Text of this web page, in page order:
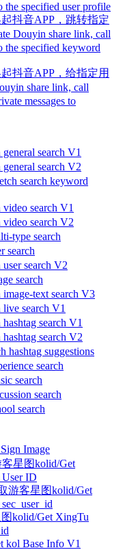
the specified user profile
抖音APP，跳转指定
Douyin share link, call
the specified keyword
抖音APP，给指定用
share link, call
messages to
search V1
search V2
search keyword
search V1
search V2
type search
search
search V2
search
text search V3
search V1
search V1
search V2
suggestions
search
search
search
search
Image
星图kolid/Get
ID
游客星图kolid/Get
kolid/Get XingTu
Base Info V1